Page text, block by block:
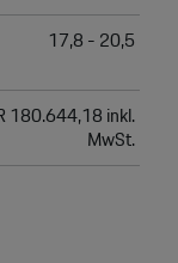
17,8 - 20,5
180.644,18 inkl.
MwSt.